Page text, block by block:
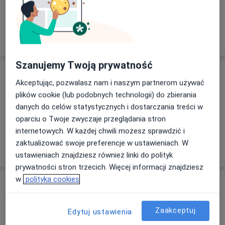
sposób wpłynęło na zminimalizowanie ilości powikłań
po tych operacjach. W swojej pracy zawodowej oprócz
wieloletniego doświadczenia, wykorzystuję aktualne
Jako pracownik naukowy Katedry i Kliniki Chirurgii
Ogólnej Uniwesytetu Medycznego we Wrocławiu,
oprócz pracy dydaktycznej ze studentami, jestem
autorką wielu publikacji naukowych, dotyczących
leczenia schorzeń tarczycy, zarowno w polskich, jak i
zagranicznych czasopismach. W celu poszerzania
wiedzy regularnie uczestniczę w konferencjach
medycznych zarówno jako wykładowca, jak i ich
uczestnik.
Klubu Chirurgii Endokrynologicznej, Polskiego
Towarzystwa Endokrynologicznego, a także jestem
Zobacz galerię (7)
Usługi i ceny
Konsultacja endokrynologiczna
Od 200 zł Szczegóły Umów wizytę
W jaki sposób ustalane są ceny?
Adresy (2)
Adres 2
Szanujemy Twoją prywatność
Akceptując, pozwalasz nam i naszym partnerom używać
plików cookie (lub podobnych technologii) do zbierania
danych do celów statystycznych i dostarczania treści w
oparciu o Twoje zwyczaje przeglądania stron
internetowych. W każdej chwili możesz sprawdzić i
zaktualizować swoje preferencje w ustawieniach. W
ustawieniach znajdziesz również linki do polityk
prywatności stron trzecich. Więcej informacji znajdziesz
w polityka cookies
Edytuj ustawienia Zaakceptuj